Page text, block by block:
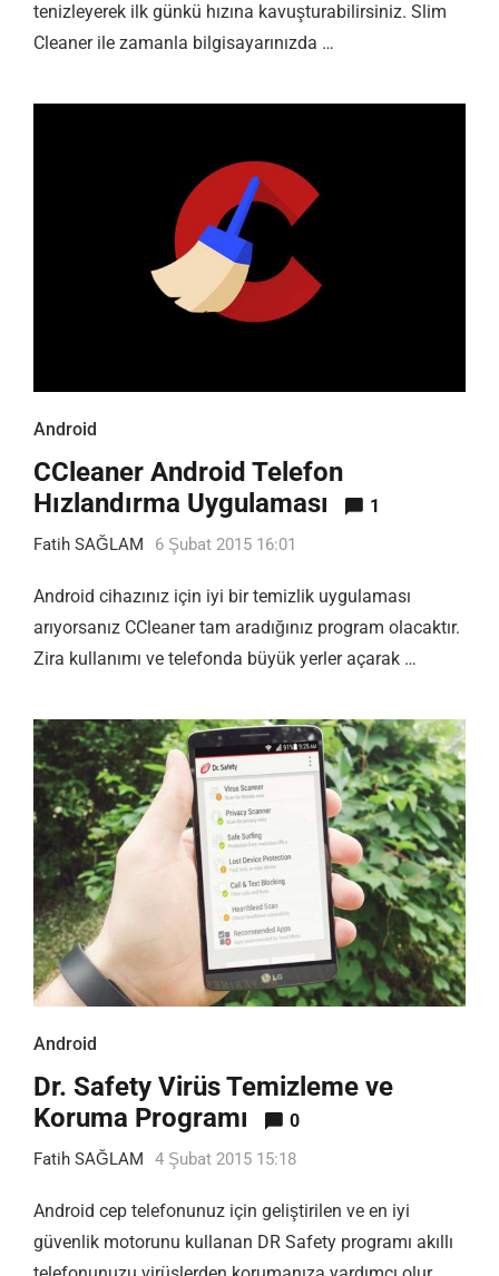
tenizleyerek ilk günkü hızına kavuşturabilirsiniz. Slim
Cleaner ile zamanla bilgisayarınızda …
Android
CCleaner Android Telefon
Hızlandırma Uygulaması
1
Fatih SAĞLAM 6 Şubat 2015 16:01
Android cihazınız için iyi bir temizlik uygulaması
arıyorsanız CCleaner tam aradığınız program olacaktır.
Zira kullanımı ve telefonda büyük yerler açarak …
Android
Dr. Safety Virüs Temizleme ve
Koruma Programı
0
Fatih SAĞLAM 4 Şubat 2015 15:18
Android cep telefonunuz için geliştirilen ve en iyi
güvenlik motorunu kullanan DR Safety programı akıllı